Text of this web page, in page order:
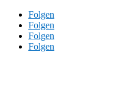
Folgen
Folgen
Folgen
Folgen